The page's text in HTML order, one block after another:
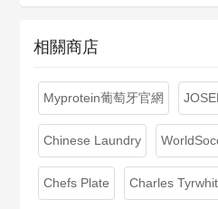
相關商店
Myprotein葡萄牙官網
Chinese Laundry
Chefs Plate Charles